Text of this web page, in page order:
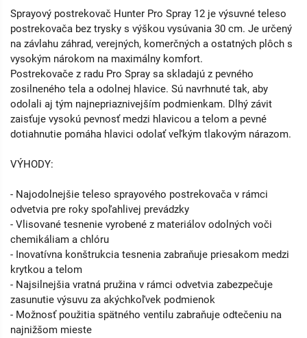
Sprayový postrekovač Hunter Pro Spray 12 je výsuvné teleso
postrekovača bez trysky s výškou vysúvania 30 cm. Je určený
na závlahu záhrad, verejných, komerčných a ostatných plôch s
vysokým nárokom na maximálny komfort.
Postrekovače z radu Pro Spray sa skladajú z pevného
zosilneného tela a odolnej hlavice. Sú navrhnuté tak, aby
odolali aj tým najnepriaznivejším podmienkam. Dlhý závit
zaisťuje vysokú pevnosť medzi hlavicou a telom a pevné
dotiahnutie pomáha hlavici odolať veľkým tlakovým nárazom.
VÝHODY:
- Najodolnejšie teleso sprayového postrekovača v rámci
odvetvia pre roky spoľahlivej prevádzky
- Vlisované tesnenie vyrobené z materiálov odolných voči
chemikáliam a chlóru
- Inovatívna konštrukcia tesnenia zabraňuje priesakom medzi
krytkou a telom
- Najsilnejšia vratná pružina v rámci odvetvia zabezpečuje
zasunutie výsuvu za akýchkoľvek podmienok
- Možnosť použitia spätného ventilu zabraňuje odtečeniu na
najnižšom mieste